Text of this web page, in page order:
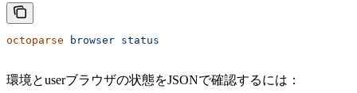
octoparse browser status
環境とuserブラウザの状態をJSONで確認するには：